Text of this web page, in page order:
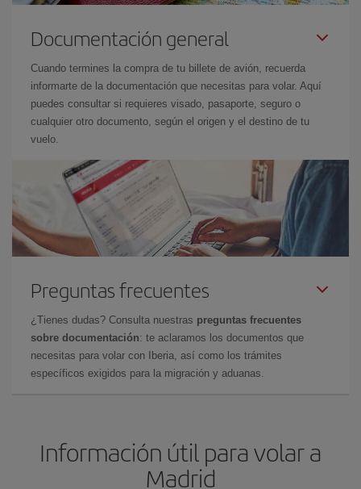
Documentación general
Cuando termines la compra de tu billete de avión, recuerda
informarte de la documentación que necesitas para volar. Aquí
puedes consultar si requieres visado, pasaporte, seguro o
cualquier otro documento, según el origen y el destino de tu
vuelo.
Preguntas frecuentes
¿Tienes dudas? Consulta nuestras preguntas frecuentes
sobre documentación: te aclaramos los documentos que
necesitas para volar con Iberia, así como los trámites
específicos exigidos para la migración y aduanas.
Información útil para volar a
Madrid